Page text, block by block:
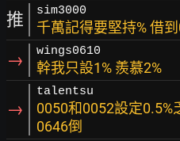
推 sim3000
千萬記得要堅持% 借
→ wings0610
幹我只設1% 羨慕2%
→
talentsu
0050和0052設定
0646倒